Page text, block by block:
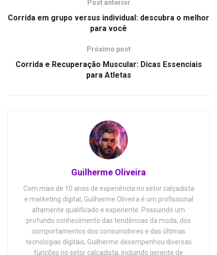
Post anterior
Corrida em grupo versus individual: descubra o melhor
para você
Próximo post
Corrida e Recuperação Muscular: Dicas Essenciais
para Atletas
Guilherme Oliveira
Com mais de 10 anos de experiência no setor calçadista
e marketing digital, Guilherme Oliveira é um profissional
altamente qualificado e experiente. Possuindo um
profundo conhecimento das tendências da moda, dos
comportamentos dos consumidores e das últimas
tecnologias digitais, Guilherme desempenhou diversas
funções no setor calçadista, incluindo gerente de